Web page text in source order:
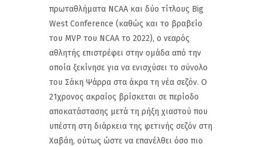
πρωταθλήματα NCAA και δύο τίτλους Big
West Conference (καθώς και το βραβείο
του MVP του NCAA το 2022), ο νεαρός
αθλητής επιστρέφει στην ομάδα από την
οποία ξεκίνησε για να ενισχύσει το σύνολο
του Σάκη Ψάρρα στα άκρα τη νέα σεζόν. Ο
21χρονος ακραίος βρίσκεται σε περίοδο
αποκατάστασης μετά τη ρήξη χιαστού που
υπέστη στη διάρκεια της φετινής σεζόν στη
Χαβάη, ούτως ώστε να επανέλθει όσο πιο